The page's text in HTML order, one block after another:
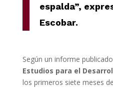
espalda”,
Escobar.
Según un informe
Estudios para el
los primeros siete meses